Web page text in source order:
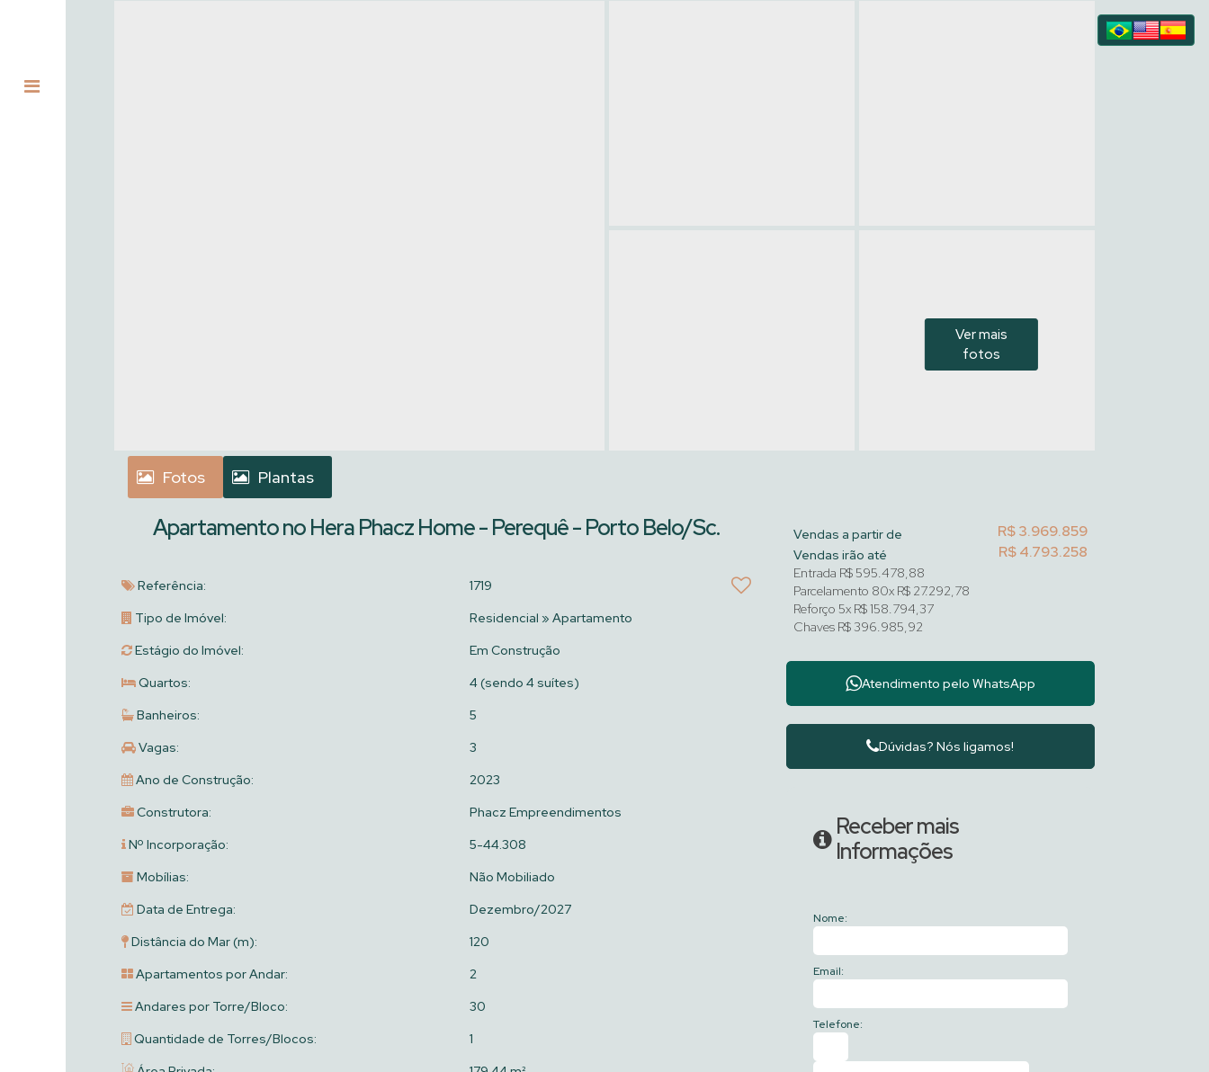
Fotos Plantas
Apartamento no Hera Phacz Home - Perequê - Porto Belo/Sc.
Referência:
1719
Tipo de Imóvel:
Residencial » Apartamento
Estágio do Imóvel:
Em Construção
Quartos:
4 (sendo 4 suítes)
Banheiros:
5
Vagas:
3
Ano de Construção:
2023
Construtora:
Phacz Empreendimentos
Nº Incorporação:
5-44.308
Mobílias:
Não Mobiliado
Data de Entrega:
Dezembro/2027
Distância do Mar (m):
120
Apartamentos por Andar:
2
Andares por Torre/Bloco:
30
Quantidade de Torres/Blocos:
1
R$3.969.859
Vendas a partir de
R$4.793.258
Vendas irão até
Entrada R$ 595.478,88
Parcelamento 80x R$ 27.292,78
Reforço 5x R$ 158.794,37
Chaves R$ 396.985,92
Atendimento pelo WhatsApp
Dúvidas? Nós ligamos!
Receber mais
Informações
Nome:
Email:
Telefone: